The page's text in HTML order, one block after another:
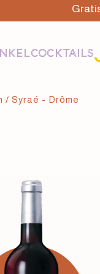
Gratis
COCKTAILS
/ Syraé - Drôme